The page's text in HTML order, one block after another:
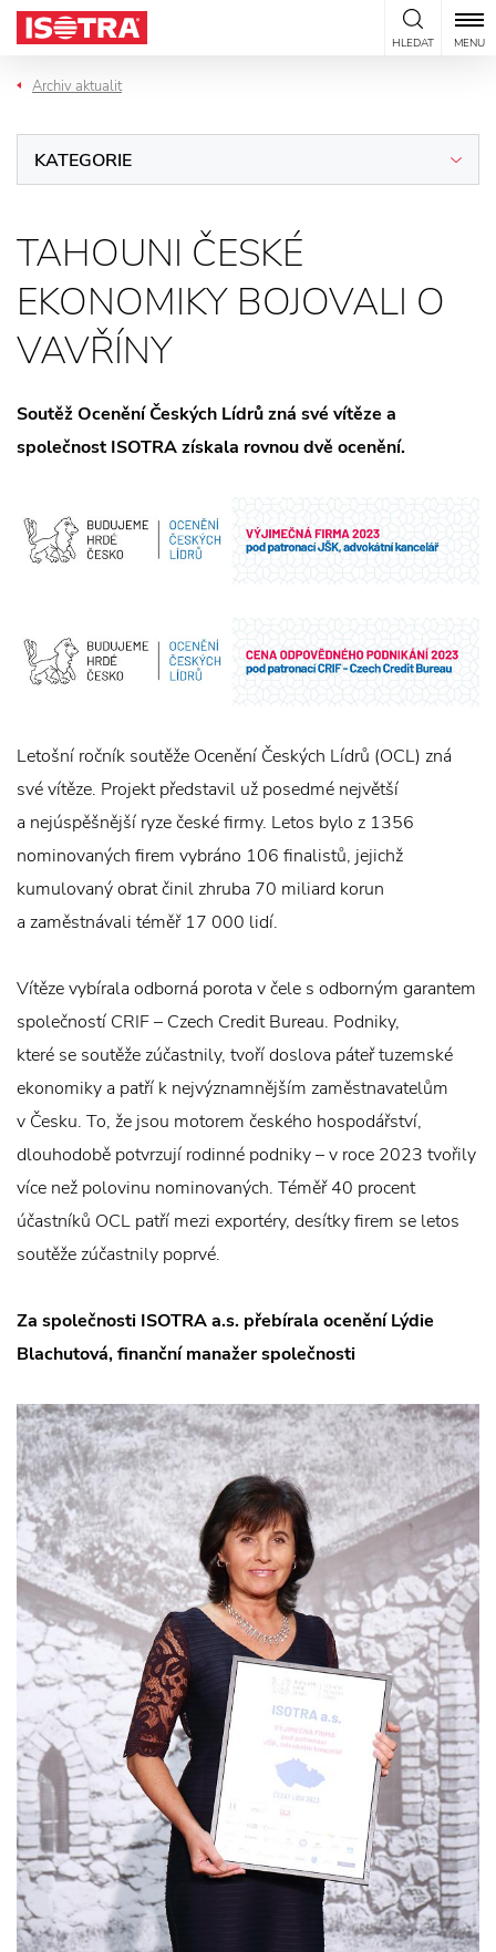
Přeskočit na obsah
HLEDAT MENU
Archiv aktualit
KATEGORIE
TAHOUNI ČESKÉ
EKONOMIKY BOJOVALI O
VAVŘÍNY
Soutěž Ocenění Českých Lídrů zná své vítěze a
společnost ISOTRA získala rovnou dvě ocenění.
Letošní ročník soutěže Ocenění Českých Lídrů (OCL) zná
své vítěze. Projekt představil už posedmé největší
a nejúspěšnější ryze české firmy. Letos bylo z 1356
nominovaných firem vybráno 106 finalistů, jejichž
kumulovaný obrat činil zhruba 70 miliard korun
a zaměstnávali téměř 17 000 lidí.
Vítěze vybírala odborná porota v čele s odborným garantem
společností CRIF – Czech Credit Bureau. Podniky,
které se soutěže zúčastnily, tvoří doslova páteř tuzemské
ekonomiky a patří k nejvýznamnějším zaměstnavatelům
v Česku. To, že jsou motorem českého hospodářství,
dlouhodobě potvrzují rodinné podniky – v roce 2023 tvořily
více než polovinu nominovaných. Téměř 40 procent
účastníků OCL patří mezi exportéry, desítky firem se letos
soutěže zúčastnily poprvé.
Za společnosti ISOTRA a.s. přebírala ocenění Lýdie
Blachutová, finanční manažer společnosti